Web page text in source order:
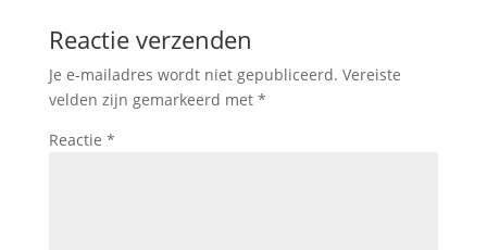
Reactie verzenden
Je e-mailadres wordt niet gepubliceerd. Vereiste
velden zijn gemarkeerd met *
Reactie *